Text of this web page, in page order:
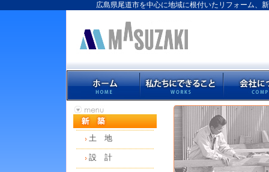
広島県尾道市を中心に地域に根付いたリフォーム、
土 地
設 計